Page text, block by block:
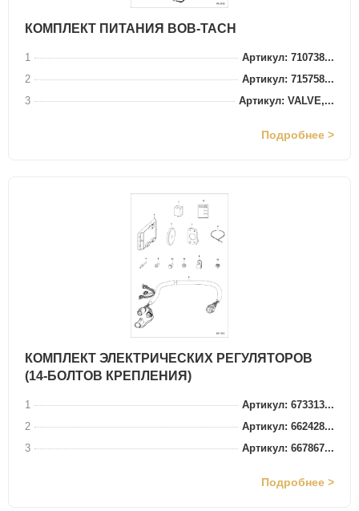
КОМПЛЕКТ ПИТАНИЯ BOB-TACH
1
Артикул: 710738...
2
Артикул: 715758...
3
Артикул: VALVE,...
Подробнее >
КОМПЛЕКТ ЭЛЕКТРИЧЕСКИХ РЕГУЛЯТОРОВ
(14-БОЛТОВ КРЕПЛЕНИЯ)
1
Артикул: 673313...
2
Артикул: 662428...
3
Артикул: 667867...
Подробнее >